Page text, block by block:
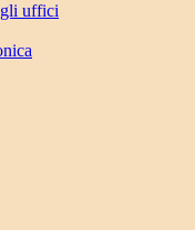
uffici